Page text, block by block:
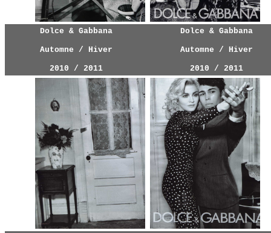
Dolce & Gabbana
Automne / Hiver
2010 / 2011
Dolce & Gabbana
Automne / Hiver
2010 / 2011